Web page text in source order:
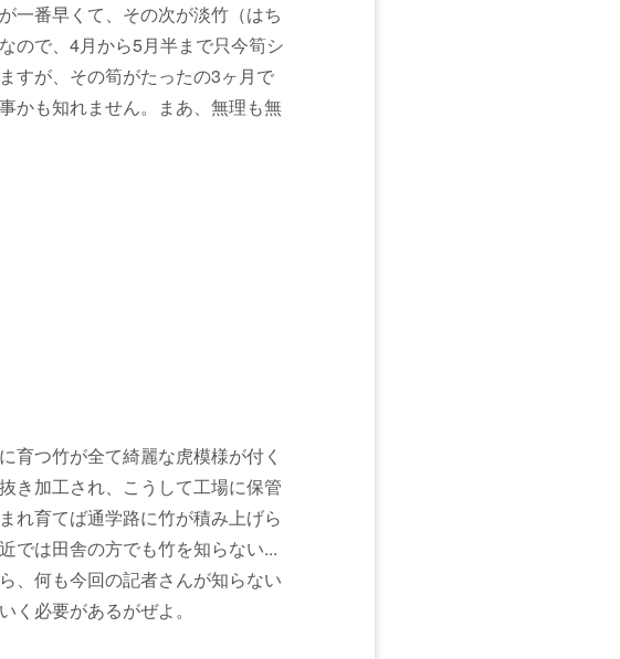
一番早くて、その次が淡竹（はち
ので、4月から5月半まで只今筍シ
すが、その筍がたったの3ヶ月で
かも知れません。まあ、無理も無
育つ竹が全て綺麗な虎模様が付く
き加工され、こうして工場に保管
れ育てば通学路に竹が積み上げら
では田舎の方でも竹を知らない...
、何も今回の記者さんが知らない
必要があるがぜよ。